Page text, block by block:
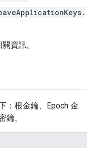
資訊。
：根金鑰、Epoch 金
鑰。